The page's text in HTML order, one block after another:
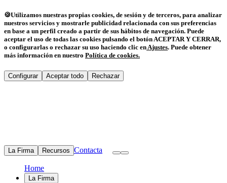
🍪Utilizamos nuestras propias cookies, de sesión y de terceros, para analizar
nuestros servicios y mostrarle publicidad relacionada con sus preferencias
en base a un perfil creado a partir de sus hábitos de navegación. Puede
aceptar el uso de todas las cookies pulsando el botón ACEPTAR Y CERRAR,
o configurarlas o rechazar su uso haciendo clic enAjustes. Puede obtener
más información en nuestro Política de cookies.
Configurar Aceptar todo Rechazar
La Firma Recursos Contacta
Home
La Firma